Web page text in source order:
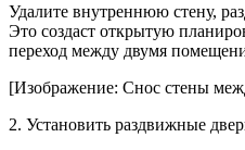
Удалите внутреннюю стену,
Это создаст открытую
переход между двумя
[Изображение: Снос стены
2. Установить раздвижные